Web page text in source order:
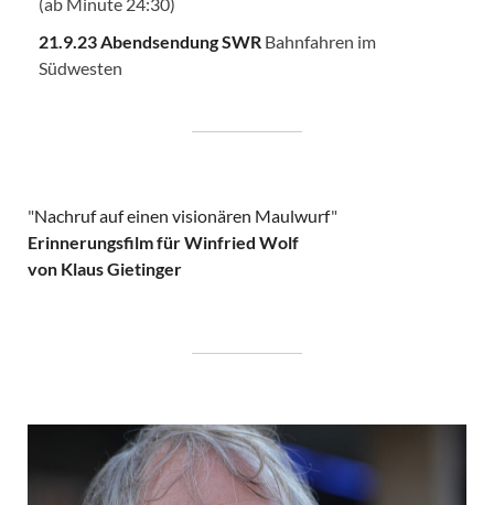
21.9.23 Abendsendung SWR Bahnfahren im
Südwesten
"Nachruf auf einen visionären Maulwurf"
Erinnerungsfilm für Winfried Wolf
von Klaus Gietinger